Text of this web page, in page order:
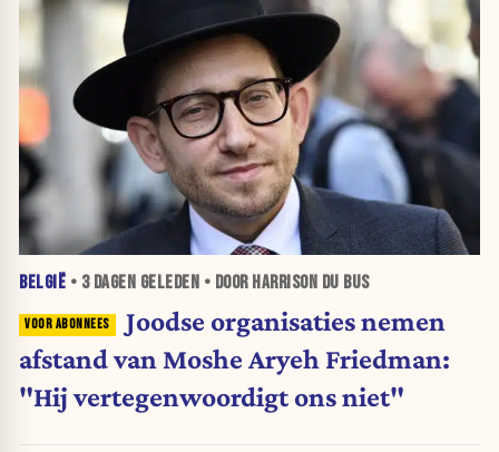
BELGIË • 3 DAGEN GELEDEN • DOOR HARRISON DU BUS
Joodse organisaties nemen
afstand van Moshe Aryeh Friedman:
"Hij vertegenwoordigt ons niet"